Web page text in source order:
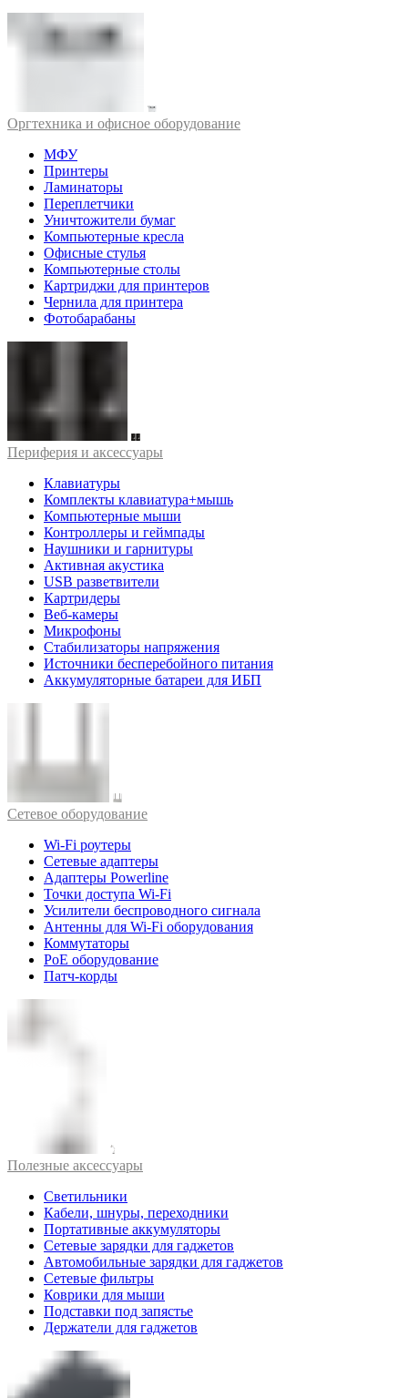
Оргтехника и офисное оборудование
МФУ
Принтеры
Ламинаторы
Переплетчики
Уничтожители бумаг
Компьютерные кресла
Офисные стулья
Компьютерные столы
Картриджи для принтеров
Чернила для принтера
Фотобарабаны
Периферия и аксессуары
Клавиатуры
Комплекты клавиатура+мышь
Компьютерные мыши
Контроллеры и геймпады
Наушники и гарнитуры
Активная акустика
USB разветвители
Картридеры
Веб-камеры
Микрофоны
Стабилизаторы напряжения
Источники бесперебойного питания
Аккумуляторные батареи для ИБП
Cетевое оборудование
Wi-Fi роутеры
Сетевые адаптеры
Адаптеры Powerline
Точки доступа Wi-Fi
Усилители беспроводного сигнала
Антенны для Wi-Fi оборудования
Коммутаторы
PoE оборудование
Патч-корды
Полезные аксессуары
Светильники
Кабели, шнуры, переходники
Портативные аккумуляторы
Сетевые зарядки для гаджетов
Автомобильные зарядки для гаджетов
Сетевые фильтры
Коврики для мыши
Подставки под запястье
Держатели для гаджетов